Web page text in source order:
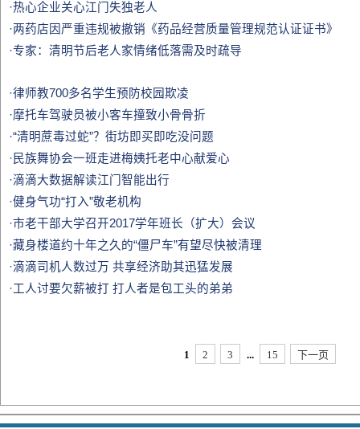
·热心企业关心江门失独老人
·两药店因严重违规被撤销《药品经营质量管理规范认证证书》
·专家：清明节后老人家情绪低落需及时疏导
·律师教700多名学生预防校园欺凌
·摩托车驾驶员被小客车撞致小骨骨折
·“清明蔗毒过蛇”？街坊即买即吃没问题
·民族舞协会一班走进梅姨托老中心献爱心
·滴滴大数据解读江门智能出行
·健身气功“打入”敬老机构
·市老干部大学召开2017学年班长（扩大）会议
·藏身楼道约十年之久的“僵尸车”有望尽快被清理
·滴滴司机人数过万 共享经济助其迅猛发展
·工人讨要欠薪被打 打人者是包工头的弟弟
1 2 3 ... 15 下一页